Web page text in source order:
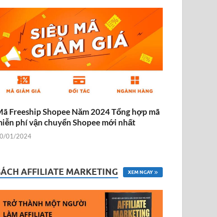
Freeship Shopee Năm 2024 Tổng hợp mã
phí vận chuyển Shopee mới nhất
01/2024
AFFILIATE MARKETING XEM NGAY